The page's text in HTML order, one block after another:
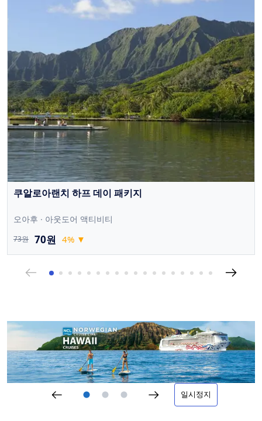
쿠알로아랜치 하프 데이 패키지
오아후 · 아웃도어 액티비티
73원 70원 4% ▼
일시정지